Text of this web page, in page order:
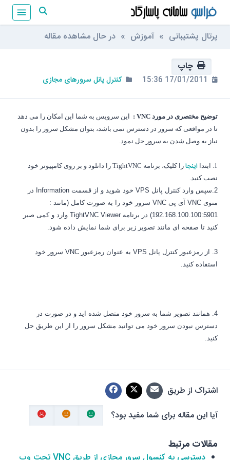
پرتال پشتیبانی » آموزش » در حال مشاهده مقاله
چاپ
کنترل پانل سرورهای مجازی
توضیح مختصری در مورد VNC :
این سرویس به شما این امکان را می دهد
تا در مواقعی که سرور در دسترس نمی باشد، بتوان مشکل سرور را بدون
نیاز به وصل شدن به سرور حل نمود.
1. ابتدا اینجا را کلیک، برنامه TightVNC را دانلود و بر روی کامپیوتر خود
نصب کنید.
2.سپس وارد کنترل پانل
VPS خود شوید و از قسمت Information در
منوی VNC آی پی VNC سرور خود را به صورت کامل (مانند :
192.168.100.100:5901) در برنامه
وارد و کمی صبر
کنید تا صفحه ای مانند تصویر زیر برای شما نمایش داده شود.
3. از رمزعبور کنترل پانل VPS به عنوان رمزعبور VNC سرور خود
استفاده کنید.
4. همانند تصویر شما به سرور خود متصل شده اید و در صورت در
دسترس نبودن سرور خود می توانید مشکل سرور را از این طریق حل
کنید.
اشتراک از طریق
آیا این مقاله برای شما مفید بود؟
مقالات مرتبط